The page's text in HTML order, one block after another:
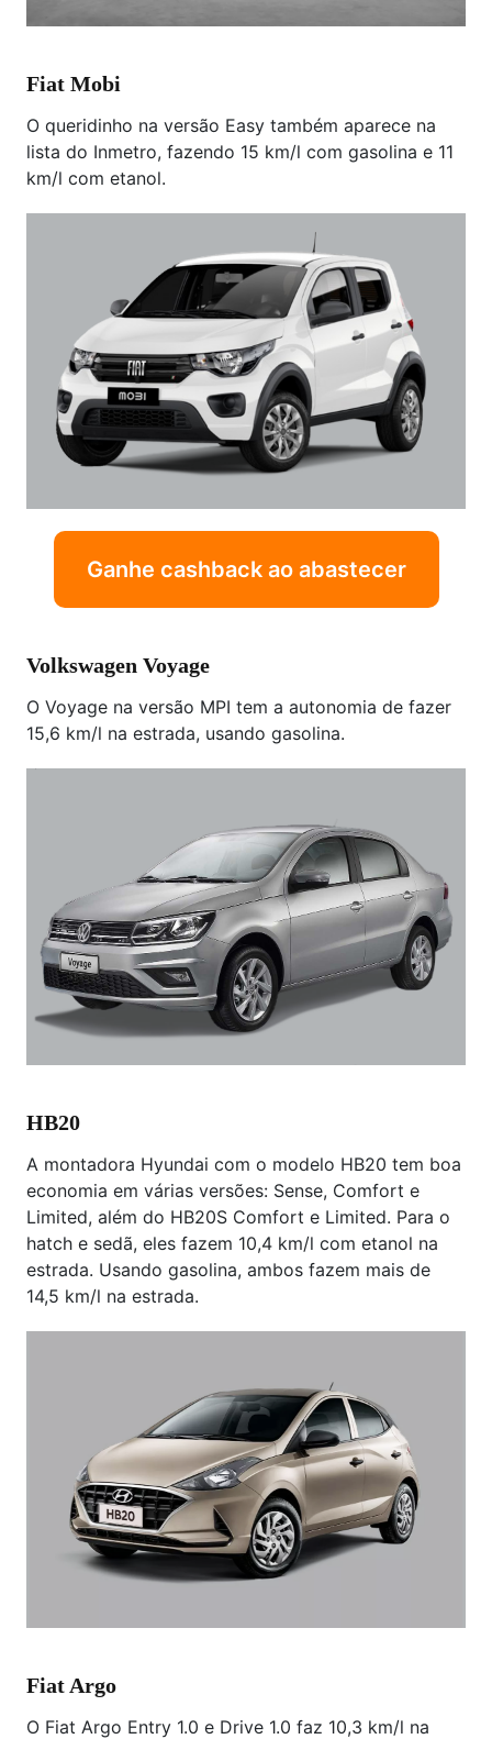
Fiat Mobi
O queridinho na versão Easy também aparece na
lista do Inmetro, fazendo 15 km/l com gasolina e 11
km/l com etanol.
Ganhe cashback ao abastecer
Volkswagen Voyage
O Voyage na versão MPI tem a autonomia de fazer
15,6 km/l na estrada, usando gasolina.
HB20
A montadora Hyundai com o modelo HB20 tem boa
economia em várias versões: Sense, Comfort e
Limited, além do HB20S Comfort e Limited. Para o
hatch e sedã, eles fazem 10,4 km/l com etanol na
estrada. Usando gasolina, ambos fazem mais de
14,5 km/l na estrada.
Fiat Argo
O Fiat Argo Entry 1.0 e Drive 1.0 faz 10,3 km/l na